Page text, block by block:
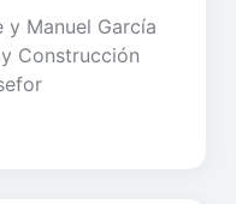
Manuel García
Construcción